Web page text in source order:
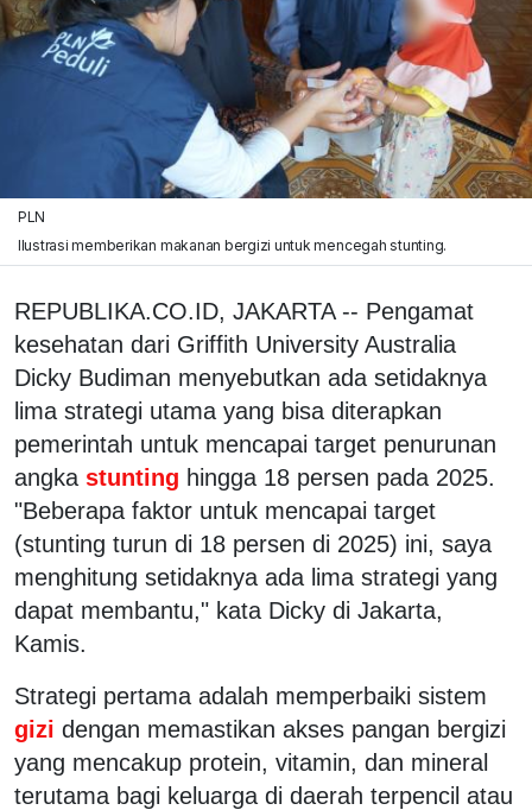
PLN
Ilustrasi memberikan makanan bergizi untuk mencegah stunting.
REPUBLIKA.CO.ID, JAKARTA -- Pengamat
kesehatan dari Griffith University Australia
Dicky Budiman menyebutkan ada setidaknya
lima strategi utama yang bisa diterapkan
pemerintah untuk mencapai target penurunan
angka stunting hingga 18 persen pada 2025.
"Beberapa faktor untuk mencapai target
(stunting turun di 18 persen di 2025) ini, saya
menghitung setidaknya ada lima strategi yang
dapat membantu," kata Dicky di Jakarta,
Kamis.
Strategi pertama adalah memperbaiki sistem
gizi dengan memastikan akses pangan bergizi
yang mencakup protein, vitamin, dan mineral
terutama bagi keluarga di daerah terpencil atau